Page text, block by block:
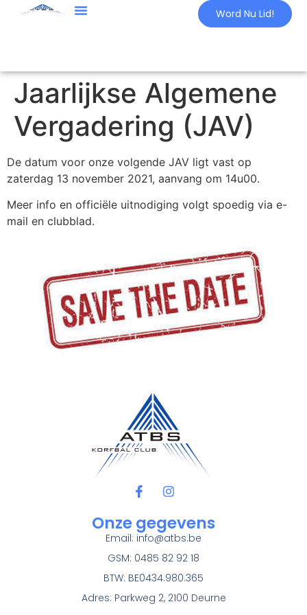
Word Nu Lid!
Jaarlijkse Algemene
Vergadering (JAV)
De datum voor onze volgende JAV ligt vast op
zaterdag 13 november 2021, aanvang om 14u00.
Meer info en officiële uitnodiging volgt spoedig via e-
mail en clubblad.
Onze gegevens
Email: info@atbs.be
GSM: 0485 82 92 18
BTW: BE0434.980.365
Adres: Parkweg 2, 2100 Deurne